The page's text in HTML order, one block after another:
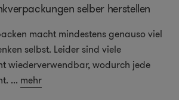
selber herstellen
macht mindestens genauso viel
selbst. Leider sind viele
wiederverwendbar, wodurch jede
... mehr